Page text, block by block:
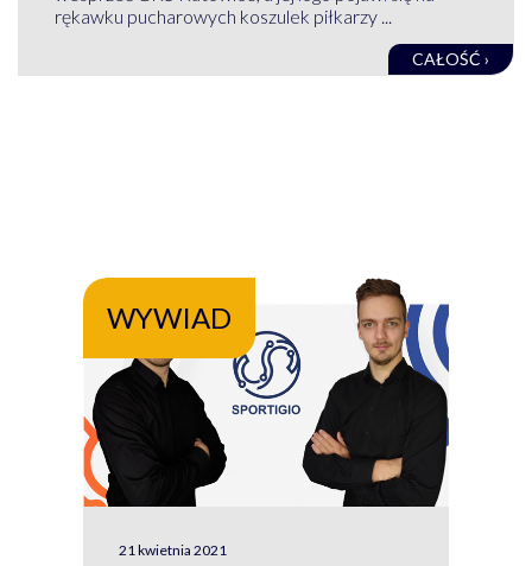
rękawku pucharowych koszulek piłkarzy ...
CAŁOŚĆ ›
WYWIAD
21 kwietnia 2021